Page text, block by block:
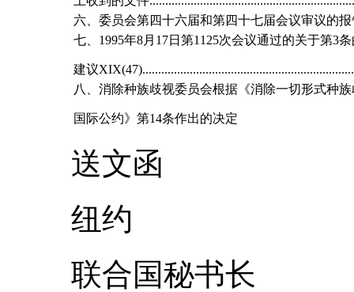
六、委员会第四十六届和第四十七届会议审议的
七、1995年8月17日第1125次会议通过的关于第3
建议
八、消除种族歧视委员会根据《消除一切形式种
国际公约》第14条作出的决定
送文函
纽约
联合国秘书长